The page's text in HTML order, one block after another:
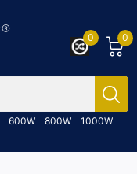
600W 800W 1000W
0
0